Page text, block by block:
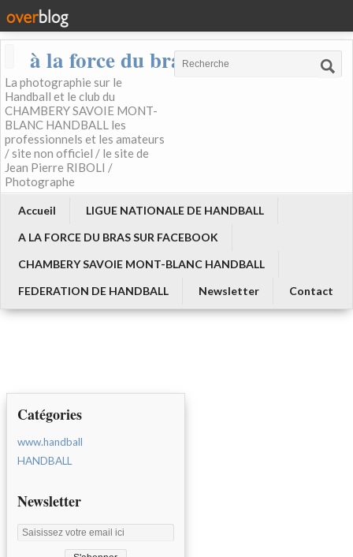
à la force du bras
La photographie sur le
Handball et le club du
CHAMBERY SAVOIE MONT-
BLANC HANDBALL les
professionnels et les amateurs
/ site non officiel / le site de
Jean Pierre RIBOLI /
Photographe
Accueil
LIGUE NATIONALE DE HANDBALL
A LA FORCE DU BRAS SUR FACEBOOK
CHAMBERY SAVOIE MONT-BLANC HANDBALL
FEDERATION DE HANDBALL
Newsletter Contact
Catégories
www.handball
HANDBALL
Newsletter